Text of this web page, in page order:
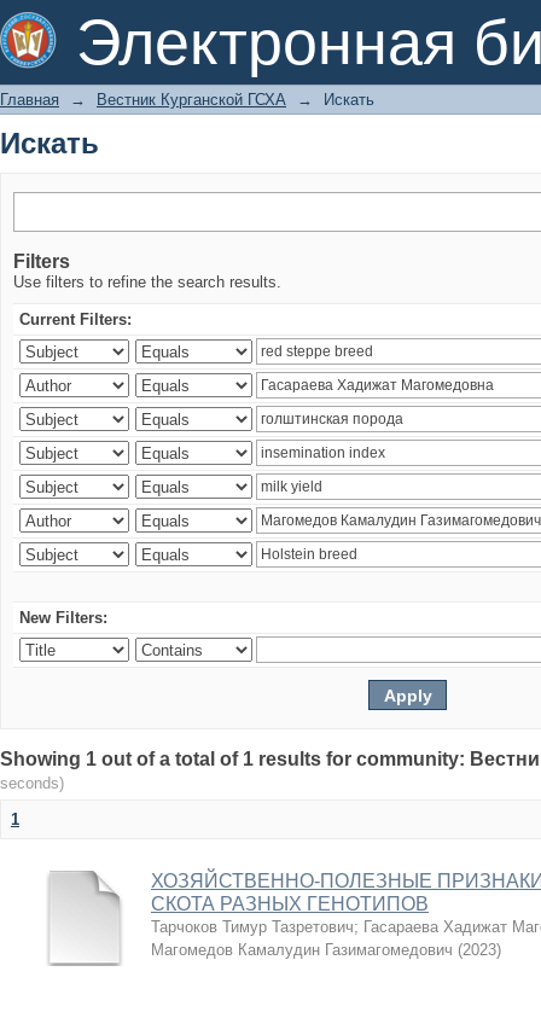
Электронная
Искать
Главная → Вестник Курганской ГСХА → Искать
Искать
Filters
Use filters to refine the search results.
Current Filters:
New Filters:
Showing 1 out of a total of 1 results for community:
seconds)
1
ХОЗЯЙСТВЕННО-ПОЛЕЗНЫЕ
СКОТА РАЗНЫХ ГЕНОТИПОВ
Тарчоков Тимур Тазретович; Гасараева Хадижат
Магомедов Камалудин Газимагомедович (2023)